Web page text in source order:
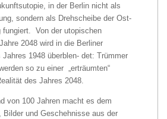
in der Berlin nicht als
sondern als Drehscheibe der Ost-
fungiert. Von der utopischen
2048 wird in die Berliner
1948 überblen- det: Trümmer
so zu einer „erträumten“
des Jahres 2048.
von 100 Jahren macht es dem
Bilder und Geschehnisse aus der